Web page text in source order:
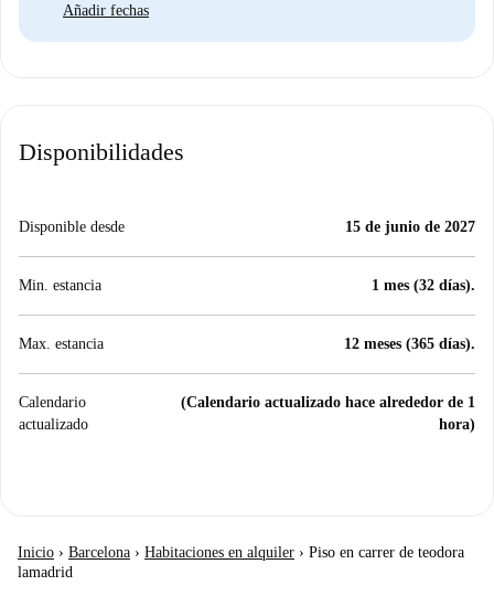
Añadir fechas
Disponibilidades
Disponible desde 15 de junio de 2027
Min. estancia 1 mes (32 días).
Max. estancia 12 meses (365 días).
Calendario
actualizado
(Calendario actualizado hace alrededor de 1
hora)
Inicio › Barcelona › Habitaciones en alquiler › Piso en carrer de teodora
lamadrid